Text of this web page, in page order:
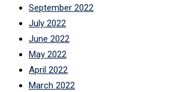
September 2022
July 2022
June 2022
May 2022
April 2022
March 2022